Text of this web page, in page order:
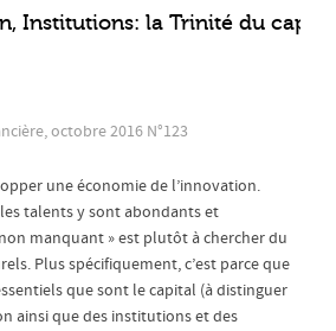
Institutions: la Trinité du
octobre 2016 N°123
une économie de l’innovation.
talents y sont abondants et
manquant » est plutôt à chercher du
Plus spécifiquement, c’est parce que
que sont le capital (à distinguer
ainsi que des institutions et des